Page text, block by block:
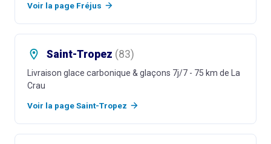
Voir la page Fréjus
Saint-Tropez (83)
Livraison glace carbonique & glaçons 7j/7 - 75 km de La
Crau
Voir la pageSaint-Tropez